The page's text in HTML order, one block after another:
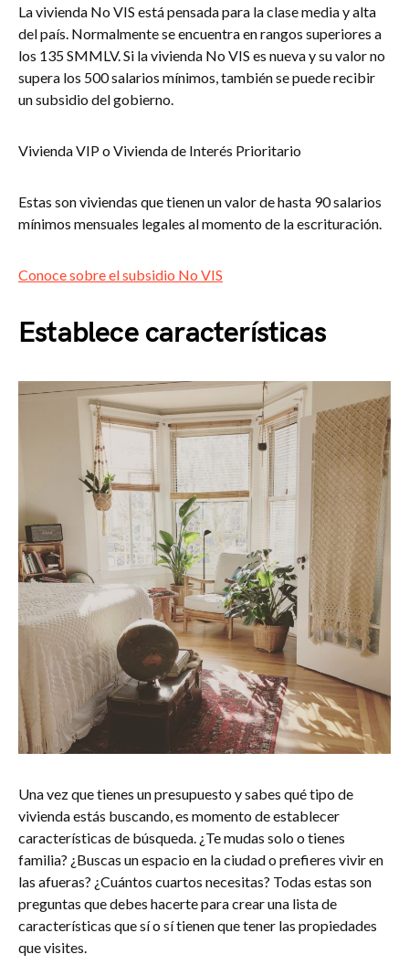
La vivienda No VIS está pensada para la clase media y alta
del país. Normalmente se encuentra en rangos superiores a
los 135 SMMLV. Si la vivienda No VIS es nueva y su valor no
supera los 500 salarios mínimos, también se puede recibir
un subsidio del gobierno.
Vivienda VIP o Vivienda de Interés Prioritario
Estas son viviendas que tienen un valor de hasta 90 salarios
mínimos mensuales legales al momento de la escrituración.
Conoce sobre el subsidio No VIS
Establece características
Una vez que tienes un presupuesto y sabes qué tipo de
vivienda estás buscando, es momento de establecer
características de búsqueda. ¿Te mudas solo o tienes
familia? ¿Buscas un espacio en la ciudad o prefieres vivir en
las afueras? ¿Cuántos cuartos necesitas? Todas estas son
preguntas que debes hacerte para crear una lista de
características que sí o sí tienen que tener las propiedades
que visites.